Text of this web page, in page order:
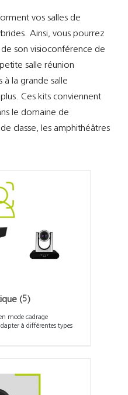
vos salles de
Ainsi, vous pourrez
son visioconférence de
salle réunion
à la grande salle
Ces kits conviennent
le domaine de
classe, les amphithéâtres
(5)
mode cadrage
à différentes types